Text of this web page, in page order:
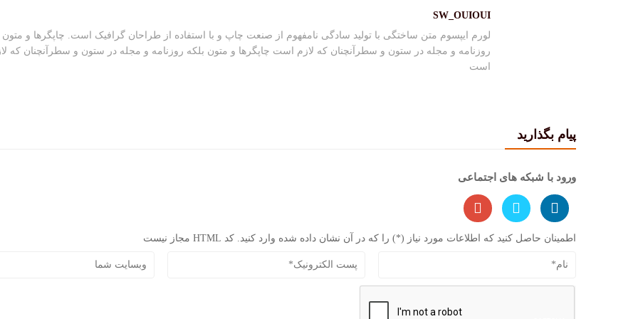
SW_OUIOUI
لورم ایپسوم متن ساختگی با تولید سادگی نامفهوم از صنعت چاپ و با استفاده از طراحان گرافیک است. چاپگرها و متون
روزنامه و مجله در ستون و سطرآنچنان که لازم است چاپگرها و متون بلکه روزنامه و مجله در ستون و سطرآنچنان که
است
پیام بگذارید
ورود با شبکه های اجتماعی
اطمینان حاصل کنید که اطلاعات مورد نیاز (*) را که در آن نشان داده شده وارد کنید. کد HTML مجاز نیست